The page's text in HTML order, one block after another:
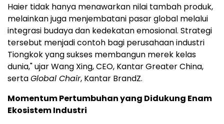
Haier tidak hanya menawarkan nilai tambah produk,
melainkan juga menjembatani pasar global melalui
integrasi budaya dan kedekatan emosional. Strategi
tersebut menjadi contoh bagi perusahaan industri
Tiongkok yang sukses membangun merek kelas
dunia," ujar Wang Xing, CEO, Kantar Greater China,
sertaGlobal Chair, Kantar BrandZ.
Momentum Pertumbuhan yang Didukung Enam
Ekosistem Industri